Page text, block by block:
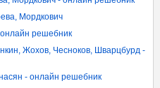
Мордкович
решебник
Жохов, Чесноков, Шварцбурд -
- онлайн решебник